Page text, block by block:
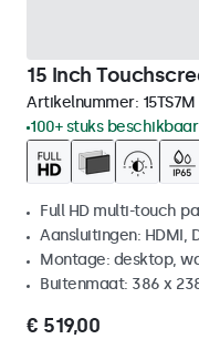
15 Inch
Artikelnummer: 15TS7M
100+ stuks beschikbaar
Full HD multi-touch
Aansluitingen: HDMI,
Montage: desktop,
Buitenmaat: 386 x
€ 519,00